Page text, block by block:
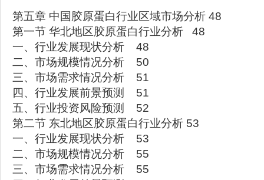
第五章 中国胶原蛋白行业区域市场分析 48
第一节 华北地区胶原蛋白行业分析 48
一、行业发展现状分析 48
二、市场规模情况分析 50
三、市场需求情况分析 51
四、行业发展前景预测 51
五、行业投资风险预测 52
第二节 东北地区胶原蛋白行业分析 53
一、行业发展现状分析 53
二、市场规模情况分析 55
三、市场需求情况分析 55